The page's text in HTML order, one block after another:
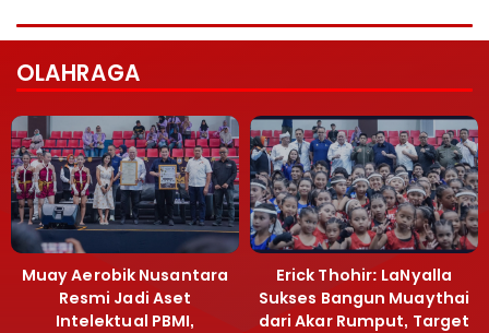
OLAHRAGA
Muay Aerobik Nusantara
Resmi Jadi Aset
Intelektual PBMI,
Erick Thohir: LaNyalla
Sukses Bangun Muaythai
dari Akar Rumput, Target